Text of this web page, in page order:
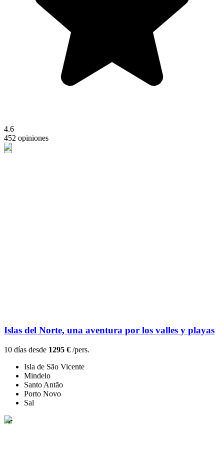
4.6
452 opiniones
Islas del Norte, una aventura por los valles y playas
10 días desde 1295 € /pers.
Isla de São Vicente
Mindelo
Santo Antão
Porto Novo
Sal